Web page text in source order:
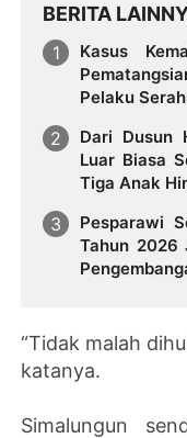
BERITA
Kasus
Pelaku
Dari Dusun
Luar Biasa
Tiga Anak
Pesparawi
Tahun 2026
“Tidak malah
katanya.
Simalungun